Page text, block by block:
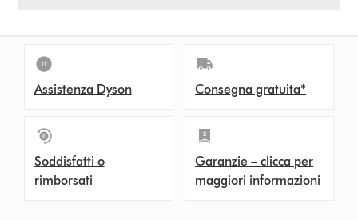
Assistenza Dyson Consegna gratuita*
Soddisfatti o
rimborsati
Garanzie – clicca per
maggiori informazioni